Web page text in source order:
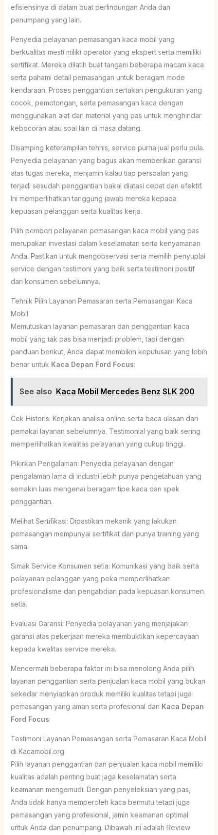
efisiensinya di dalam buat perlindungan Anda dan
penumpang yang lain.
Penyedia pelayanan pemasangan kaca mobil yang
berkualitas mesti miliki operator yang ekspert serta memiliki
sertifikat. Mereka dilatih buat tangani beberapa macam kaca
serta pahami detail pemasangan untuk beragam mode
kendaraan. Proses penggantian sertakan pengukuran yang
cocok, pemotongan, serta pemasangan kaca dengan
menggunakan alat dan material yang pas untuk menghindar
kebocoran atau soal lain di masa datang.
Disamping keterampilan tehnis, service purna jual perlu pula.
Penyedia pelayanan yang bagus akan memberikan garansi
atas tugas mereka, menjamin kalau tiap persoalan yang
terjadi sesudah penggantian bakal diatasi cepat dan efektif.
Ini memperlihatkan tanggung jawab mereka kepada
kepuasan pelanggan serta kualitas kerja.
Pilih pemberi pelayanan pemasangan kaca mobil yang pas
merupakan investasi dalam keselamatan serta kenyamanan
Anda. Pastikan untuk mengobservasi serta memilih penyuplai
service dengan testimoni yang baik serta testimoni positif
dari konsumen sebelumnya.
Tehnik Pilih Layanan Pemasaran serta Pemasangan Kaca
Mobil
Memutuskan layanan pemasaran dan penggantian kaca
mobil yang tak pas bisa menjadi problem, tapi dengan
panduan berikut, Anda dapat membikin keputusan yang lebih
benar untuk Kaca Depan Ford Focus:
See also Kaca Mobil Mercedes Benz SLK 200
Cek Historis: Kerjakan analisa online serta baca ulasan dari
pemakai layanan sebelumnya. Testimonial yang baik sering
memperlihatkan kwalitas pelayanan yang cukup tinggi.
Pikirkan Pengalaman: Penyedia pelayanan dengan
pengalaman lama di industri lebih punya pengetahuan yang
semakin luas mengenai beragam tipe kaca dan spek
penggantian.
Melihat Sertifikasi: Dipastikan mekanik yang lakukan
pemasangan mempunyai sertifikat dan punya training yang
sama.
Simak Service Konsumen setia: Komunikasi yang baik serta
pelayanan pelanggan yang peka memperlihatkan
profesionalisme dan pengabdian pada kepuasan konsumen
setia.
Evaluasi Garansi: Penyedia pelayanan yang menjajakan
garansi atas pekerjaan mereka membuktikan kepercayaan
kepada kwalitas service mereka.
Mencermati beberapa faktor ini bisa menolong Anda pilih
layanan penggantian serta penjualan kaca mobil yang bukan
sekedar menyiapkan produk memiliki kualitas tetapi juga
pemasangan yang aman serta profesional dari Kaca Depan
Ford Focus.
Testimoni Layanan Pemasangan serta Pemasaran Kaca Mobil
di Kacamobil.org
Pilih layanan penggantian dan penjualan kaca mobil memiliki
kualitas adalah penting buat jaga keselamatan serta
keamanan mengemudi. Dengan penyeleksian yang pas,
Anda tidak hanya memperoleh kaca bermutu tetapi juga
pemasangan yang profesional, jamin keamanan optimal
untuk Anda dan penumpang. Dibawah ini adalah Review